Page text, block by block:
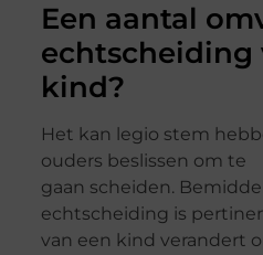
Een aantal
echtscheiding
kind?
Het kan legio stem
ouders beslissen om te
gaan scheiden.
echtscheiding is
van een kind verandert